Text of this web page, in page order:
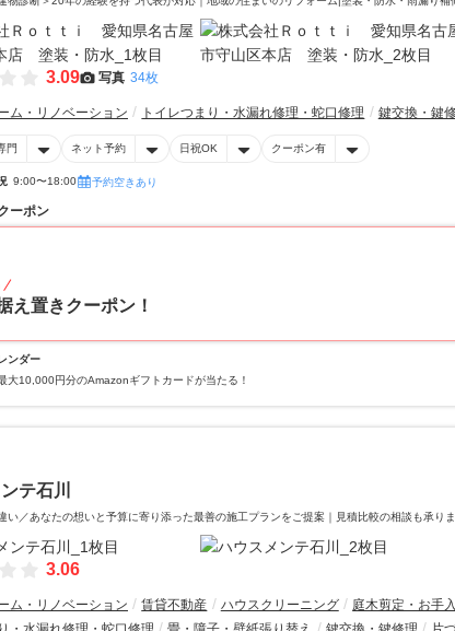
3.09 写真 34枚
ム・リノベーション トイレつまり・水漏れ修理・蛇口修理 鍵交換・鍵
門 ネット予約 日祝OK クーポン有
9:00〜18:00 予約空きあり
ーポン
え置きクーポン！
ンダー
大10,000円分のAmazonギフトカードが当たる！
テ石川
い／あなたの想いと予算に寄り添った最善の施工プランをご提案｜見積比較の相談も承り
3.06
ム・リノベーション 賃貸不動産 ハウスクリーニング
庭木剪定・お手